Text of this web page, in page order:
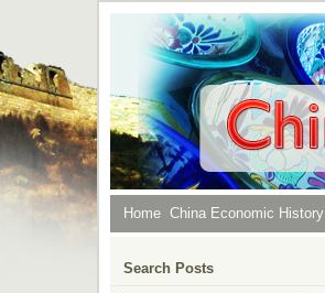
Home China Economic History
Search Posts